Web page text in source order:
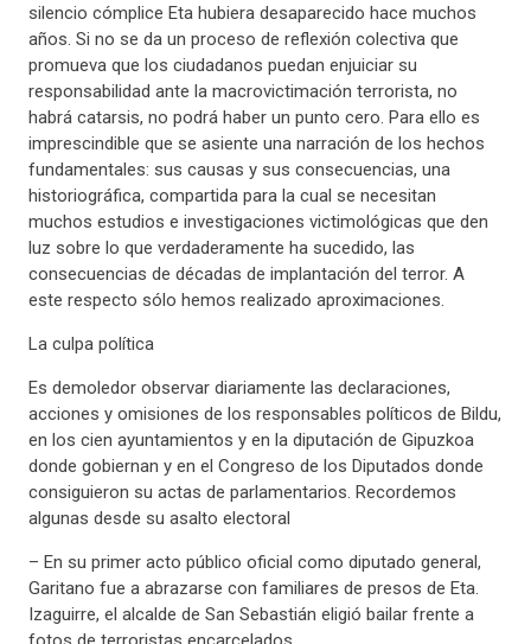
silencio cómplice Eta hubiera desaparecido hace muchos
años. Si no se da un proceso de reflexión colectiva que
promueva que los ciudadanos puedan enjuiciar su
responsabilidad ante la macrovictimación terrorista, no
habrá catarsis, no podrá haber un punto cero. Para ello es
imprescindible que se asiente una narración de los hechos
fundamentales: sus causas y sus consecuencias, una
historiográfica, compartida para la cual se necesitan
muchos estudios e investigaciones victimológicas que den
luz sobre lo que verdaderamente ha sucedido, las
consecuencias de décadas de implantación del terror. A
este respecto sólo hemos realizado aproximaciones.
La culpa política
Es demoledor observar diariamente las declaraciones,
acciones y omisiones de los responsables políticos de Bildu,
en los cien ayuntamientos y en la diputación de Gipuzkoa
donde gobiernan y en el Congreso de los Diputados donde
consiguieron su actas de parlamentarios. Recordemos
algunas desde su asalto electoral
– En su primer acto público oficial como diputado general,
Garitano fue a abrazarse con familiares de presos de Eta.
Izaguirre, el alcalde de San Sebastián eligió bailar frente a